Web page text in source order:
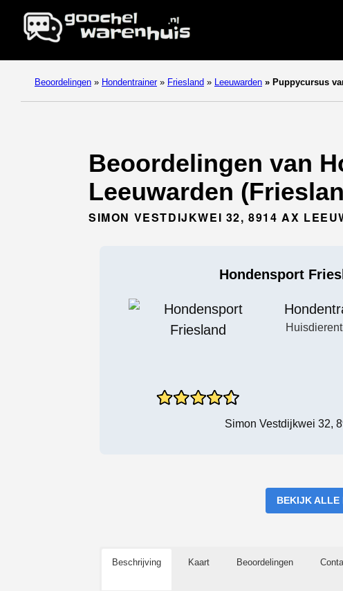
Beoordelingen » Hondentrainer » Friesland » Leeuwarden » Puppycursus
Beoordelingen van
Leeuwarden
SIMON VESTDIJKWEI 32, 8914 AX
Hondensport
Simon Vestdijkwei 32,
BEKIJK ALLE
Beschrijving Kaart Beoordelingen